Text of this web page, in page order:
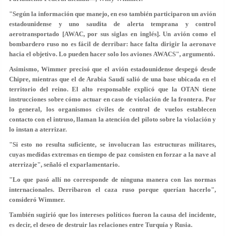
"Según la información que manejo, en eso también participaron un avión
estadounidense y uno saudita de alerta temprana y control
aerotransportado [AWAC, por sus siglas en inglés]. Un avión como el
bombardero ruso no es fácil de derribar: hace falta dirigir la aeronave
hacia el objetivo. Lo pueden hacer solo los aviones AWACS", argumentó.
Asimismo, Wimmer precisó que el avión estadounidense despegó desde
Chipre, mientras que el de Arabia Saudí salió de una base ubicada en el
territorio del reino. El alto responsable explicó que la OTAN tiene
instrucciones sobre cómo actuar en caso de violación de la frontera. Por
lo general, los organismos civiles de control de vuelos establecen
contacto con el intruso, llaman la atención del piloto sobre la violación y
lo instan a aterrizar.
"Si esto no resulta suficiente, se involucran las estructuras militares,
cuyas medidas extremas en tiempo de paz consisten en forzar a la nave al
aterrizaje", señaló el exparlamentario.
"Lo que pasó allí no corresponde de ninguna manera con las normas
internacionales. Derribaron el caza ruso porque querían hacerlo",
consideró Wimmer.
También sugirió que los intereses políticos fueron la causa del incidente,
es decir, el deseo de destruir las relaciones entre Turquía y Rusia.